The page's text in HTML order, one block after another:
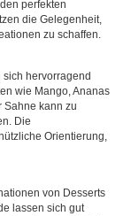
perfekten
die Gelegenheit,
zu schaffen.
hervorragend
wie Mango, Ananas
Sahne kann zu
Die
Orientierung,
von Desserts
lassen sich gut